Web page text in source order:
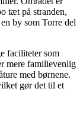
tæt på stranden,
by som Torre del
faciliteter som
mere familievenlig
med børnene.
gør det til et